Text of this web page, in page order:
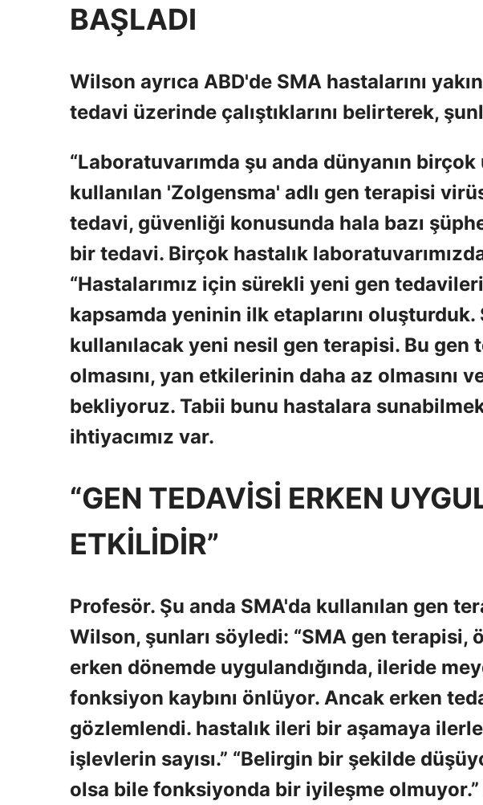
BAŞLADI
Wilson ayrıca ABD'de SMA hastalarını
tedavi üzerinde çalıştıklarını belirterek,
“Laboratuvarımda şu anda dünyanın
kullanılan 'Zolgensma' adlı gen terapisi
tedavi, güvenliği konusunda hala bazı
bir tedavi. Birçok hastalık
“Hastalarımız için sürekli yeni gen
kapsamda yeninin ilk etaplarını oluşturduk.
kullanılacak yeni nesil gen terapisi. Bu
olmasını, yan etkilerinin daha az olmasını
bekliyoruz. Tabii bunu hastalara
ihtiyacımız var.
“GEN TEDAVİSİ ERKEN
ETKİLİDİR”
Profesör. Şu anda SMA'da kullanılan gen
Wilson, şunları söyledi: “SMA gen terapisi,
erken dönemde uygulandığında, ileride
fonksiyon kaybını önlüyor. Ancak erken
gözlemlendi. hastalık ileri bir aşamaya
işlevlerin sayısı.” “Belirgin bir şekilde
olsa bile fonksiyonda bir iyileşme